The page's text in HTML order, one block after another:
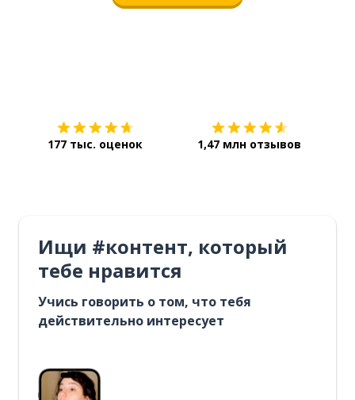
177 тыс. оценок 1,47 млн отзывов
Ищи #контент, который
тебе нравится
Учись говорить о том, что тебя
действительно интересует